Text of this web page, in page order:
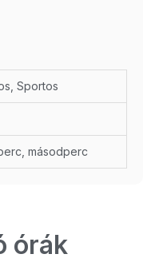
Sportos
másodperc
órák